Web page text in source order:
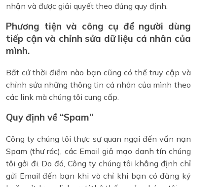
nhận và được giải quyết theo đúng quy định.
Phương tiện và công cụ để người dùng
tiếp cận và chỉnh sửa dữ liệu cá nhân của
mình.
Bất cứ thời điểm nào bạn cũng có thể truy cập và
chỉnh sửa những thông tin cá nhân của mình theo
các link mà chúng tôi cung cấp.
Quy định về “Spam”
Công ty chúng tôi thực sự quan ngại đến vấn nạn
Spam (thư rác), các Email giả mạo danh tín chúng
tôi gởi đi. Do đó, Công ty chúng tôi khẳng định chỉ
gửi Email đến bạn khi và chỉ khi bạn có đăng ký